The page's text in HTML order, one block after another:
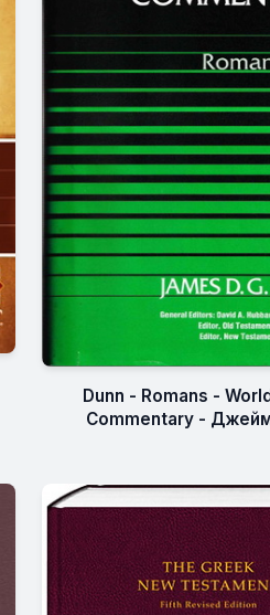
Dunn - Romans -
Commentary -